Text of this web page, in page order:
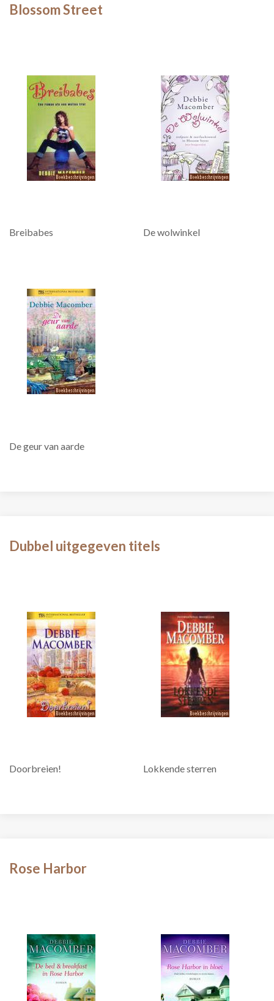
Blossom Street
Breibabes De wolwinkel
De geur van aarde
Dubbel uitgegeven titels
Doorbreien! Lokkende sterren
Rose Harbor